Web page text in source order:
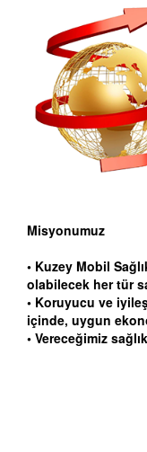
Misyonumuz
• Kuzey Mobil
olabilecek her tür
• Koruyucu ve
içinde, uygun
• Vereceğimiz